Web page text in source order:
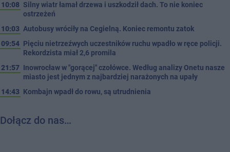
10:08 Silny wiatr łamał drzewa i uszkodził dach. To nie koniec
ostrzeżeń
10:03 Autobusy wróciły na Cegielną. Koniec remontu zatok
09:54 Pięciu nietrzeźwych uczestników ruchu wpadło w ręce policji.
Rekordzista miał 2,6 promila
21:57 Inowrocław w "gorącej" czołówce. Według analizy Onetu nasze
miasto jest jednym z najbardziej narażonych na upały
14:43 Kombajn wpadł do rowu, są utrudnienia
Dołącz do nas…